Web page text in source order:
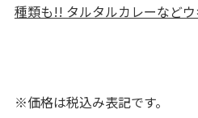
種類も!! タルタルカレーなど
※価格は税込み表記です。